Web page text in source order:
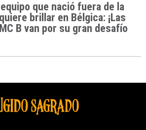
que nació fuera de la
brillar en Bélgica: ¡Las
B van por su gran desafío